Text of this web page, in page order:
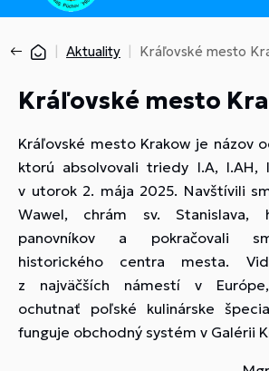
Aktuality Kráľovské mesto
Kráľovské mesto
Kráľovské mesto Krakow je názov
ktorú absolvovali triedy I.A, I.AH,
v utorok 2. mája 2025. Navštívili
Wawel, chrám sv. Stanislava,
panovníkov a pokračovali
historického centra mesta.
z najväčších námestí v
ochutnať poľské kulinárske
funguje obchodný systém v Galérii